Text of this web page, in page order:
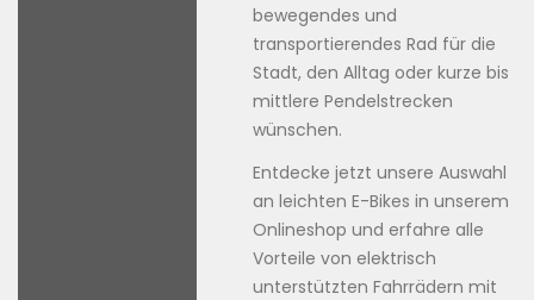
bewegendes und
transportierendes Rad für die
Stadt, den Alltag oder kurze bis
mittlere Pendelstrecken
wünschen.
Entdecke jetzt unsere Auswahl
an leichten E-Bikes in unserem
Onlineshop und erfahre alle
Vorteile von elektrisch
unterstützten Fahrrädern mit